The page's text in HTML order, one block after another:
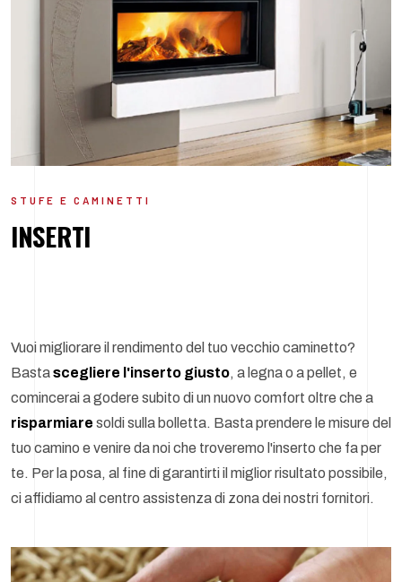
STUFE E CAMINETTI
INSERTI
Vuoi migliorare il rendimento del tuo vecchio caminetto?
Bastascegliere l'inserto giusto, a legna o a pellet, e
comincerai a godere subito di un nuovo comfort oltre che a
risparmiare soldi sulla bolletta. Basta prendere le misure del
tuo camino e venire da noi che troveremo l'inserto che fa per
te. Per la posa, al fine di garantirti il miglior risultato possibile,
ci affidiamo al centro assistenza di zona dei nostri fornitori.